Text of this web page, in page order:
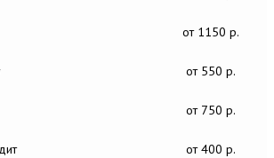
от 1150 р.
от 550 р.
от 750 р.
от 400 р.